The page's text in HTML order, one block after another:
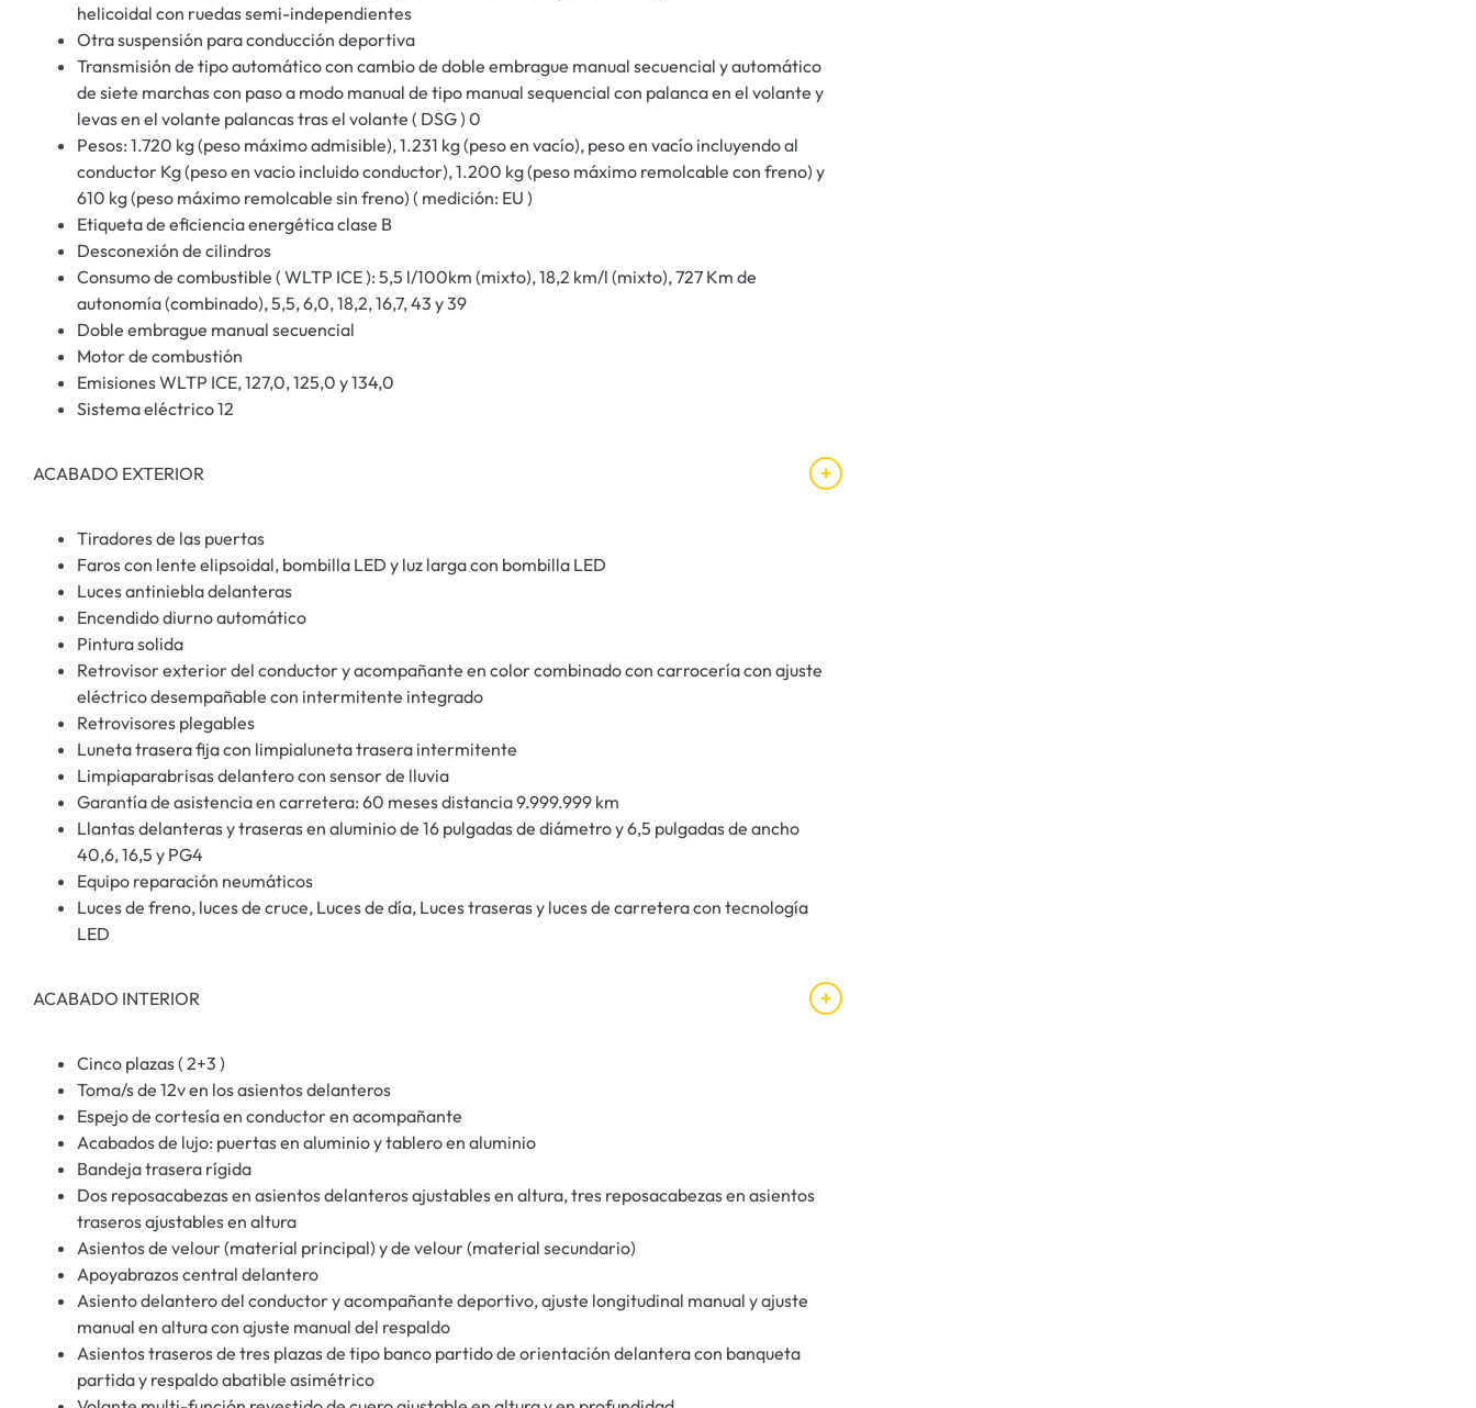
helicoidal con ruedas semi-independientes
Otra suspensión para conducción deportiva
Transmisión de tipo automático con cambio de doble embrague manual secuencial y automático
de siete marchas con paso a modo manual de tipo manual sequencial con palanca en el volante y
levas en el volante palancas tras el volante ( DSG ) 0
Pesos: 1.720 kg (peso máximo admisible), 1.231 kg (peso en vacío), peso en vacío incluyendo al
conductor Kg (peso en vacio incluido conductor), 1.200 kg (peso máximo remolcable con freno) y
610 kg (peso máximo remolcable sin freno) ( medición: EU )
Etiqueta de eficiencia energética clase B
Desconexión de cilindros
Consumo de combustible ( WLTP ICE ): 5,5 l/100km (mixto), 18,2 km/l (mixto), 727 Km de
autonomía (combinado), 5,5, 6,0, 18,2, 16,7, 43 y 39
Doble embrague manual secuencial
Motor de combustión
Emisiones WLTP ICE, 127,0, 125,0 y 134,0
Sistema eléctrico 12
ACABADO EXTERIOR
Tiradores de las puertas
Faros con lente elipsoidal, bombilla LED y luz larga con bombilla LED
Luces antiniebla delanteras
Encendido diurno automático
Pintura solida
Retrovisor exterior del conductor y acompañante en color combinado con carrocería con ajuste
eléctrico desempañable con intermitente integrado
Retrovisores plegables
Luneta trasera fija con limpialuneta trasera intermitente
Limpiaparabrisas delantero con sensor de lluvia
Garantía de asistencia en carretera: 60 meses distancia 9.999.999 km
Llantas delanteras y traseras en aluminio de 16 pulgadas de diámetro y 6,5 pulgadas de ancho
40,6, 16,5 y PG4
Equipo reparación neumáticos
Luces de freno, luces de cruce, Luces de día, Luces traseras y luces de carretera con tecnología
LED
ACABADO INTERIOR
Cinco plazas ( 2+3 )
Toma/s de 12v en los asientos delanteros
Espejo de cortesía en conductor en acompañante
Acabados de lujo: puertas en aluminio y tablero en aluminio
Bandeja trasera rígida
Dos reposacabezas en asientos delanteros ajustables en altura, tres reposacabezas en asientos
traseros ajustables en altura
Asientos de velour (material principal) y de velour (material secundario)
Apoyabrazos central delantero
Asiento delantero del conductor y acompañante deportivo, ajuste longitudinal manual y ajuste
manual en altura con ajuste manual del respaldo
Asientos traseros de tres plazas de tipo banco partido de orientación delantera con banqueta
partida y respaldo abatible asimétrico